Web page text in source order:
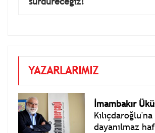
YAZARLARIMIZ
İmambakır
dayanılmaz